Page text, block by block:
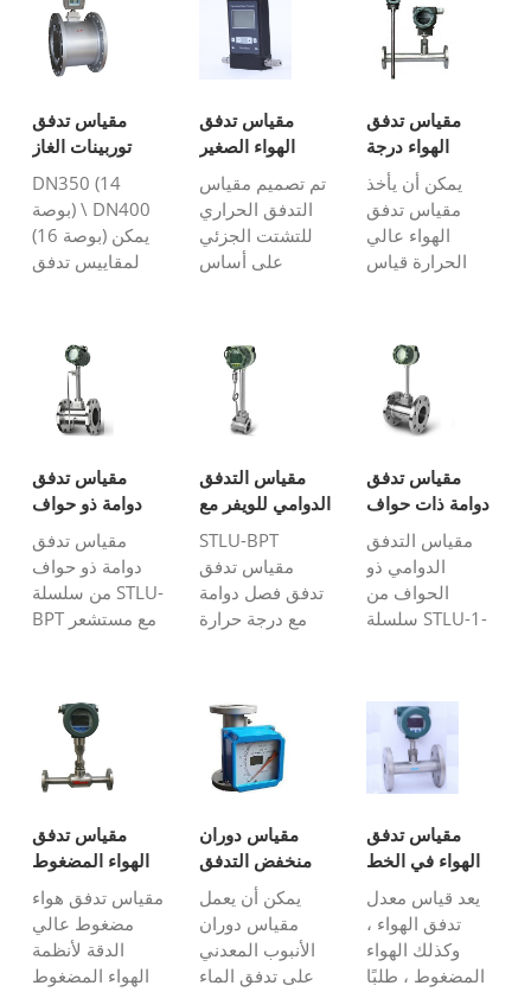
مقياس تدفق
توربينات الغاز
كبيرة الحجم على
DN350 (14
بوصة) \ DN400
(16 بوصة) يمكن
لمقاييس تدفق
قياس تدفق الغاز
أو الهواء في خط
أنابيب مغلق.
يمكنه قياس
الضغط المنخفض
أو الغاز عالي
الضغط. يستخدم
على نطاق واسع
في ...
مقياس تدفق
الهواء الصغير
تم تصميم مقياس
التدفق الحراري
للتشتت الجزئي
على أساس
درجة الحرارة
التفاضلية الثابتة
لقياس الهواء عند
تدفق منخفض
مقياس تدفق
الهواء درجة
الحرارة العالية
يمكن أن يأخذ
مقياس تدفق
الهواء عالي
الحرارة قياس
بدرجة حرارة
عالية تصل إلى
350 درجة مئوية
(662 درجة
فهرنهايت) ،
ويستخدم على
نطاق واسع في
توليد الطاقة ،
وصناعة الصلب
لهوا...
مقياس تدفق
دوامة ذو حواف
مع تعويض
مقياس تدفق
دوامة ذو حواف
من سلسلة STLU-
BPT مع مستشعر
الضغط هو الخيار
الأمثل لقياس
تدفق الغاز أو
البخار (البخار
المحموم) ...
مقياس التدفق
الدوامي للويفر مع
التعويض
STLU-BPT
مقياس تدفق
تدفق فصل دوامة
مع درجة حرارة
أو البخار (البخار
المشبع والبخار
المحموم) ...
مقياس تدفق
دوامة ذات حواف
مقياس التدفق
الدوامي ذو
الحواف من
سلسلة STLU-1-
يقيس معدل
التدفق الحجمي
للغاز أو البخار أو
السائل ، وهو مبدأ
دوامة كرمان.
وهي تستخدم
أساسا لقياس
التدفق ...
مقياس تدفق
الهواء المضغوط
مقياس تدفق هواء
مضغوط عالي
الدقة لأنظمة
الهواء المضغوط
مقياس دوران
منخفض التدفق
يمكن أن يعمل
مقياس دوران
الأنبوب المعدني
على تدفق الماء
مقياس تدفق
الهواء في الخط
يعد قياس معدل
تدفق الهواء ،
وكذلك الهواء
المضغوط ، طلبًا